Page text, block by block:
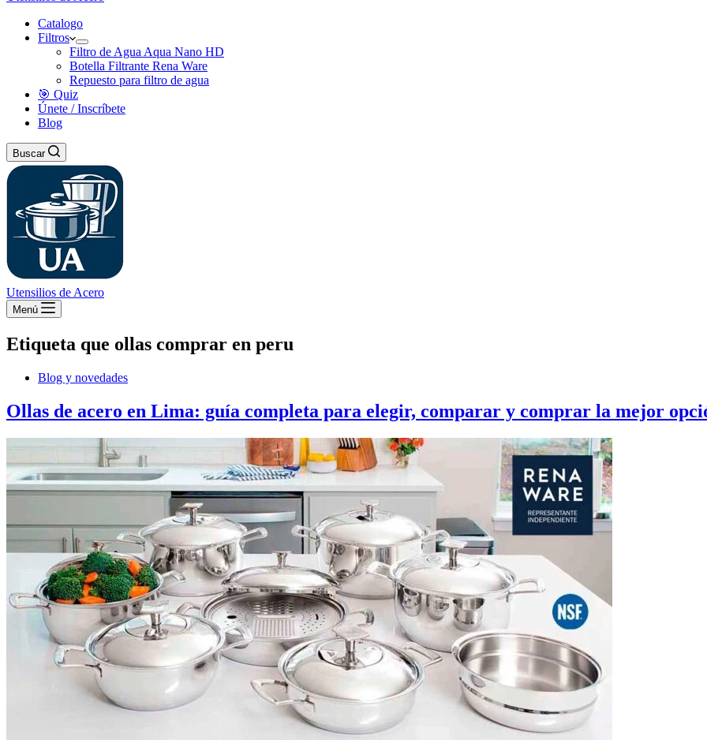
Catalogo
Filtros
Filtro de Agua Aqua Nano HD
Botella Filtrante Rena Ware
Repuesto para filtro de agua
🎯 Quiz
Únete / Inscríbete
Blog
Buscar
Utensilios de Acero
Menú
Etiqueta que ollas comprar en peru
Blog y novedades
Ollas de acero en Lima: guía completa para elegir, comparar y comprar la mejor